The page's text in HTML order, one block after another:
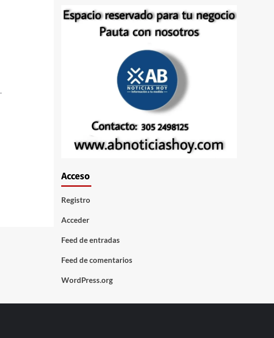
Acceso
Registro
Acceder
Feed de entradas
Feed de comentarios
WordPress.org